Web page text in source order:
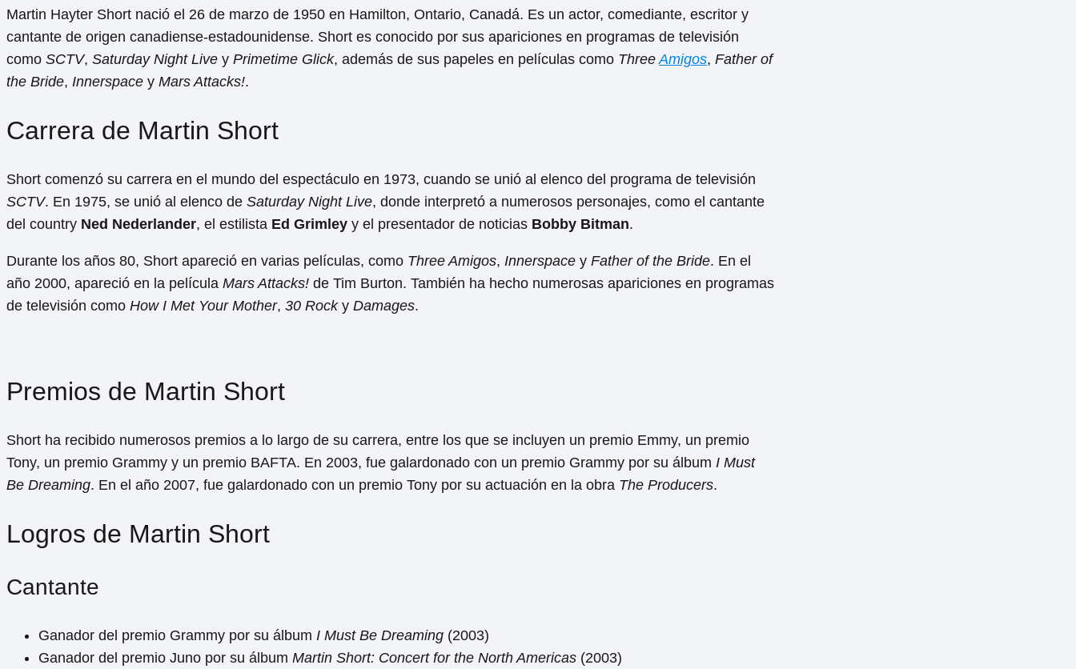
Martin Hayter Short nació el 26 de marzo de 1950 en Hamilton, Ontario, Canadá. Es un actor, comediante, escritor y
cantante de origen canadiense-estadounidense. Short es conocido por sus apariciones en programas de televisión
como SCTV, Saturday Night Live y Primetime Glick, además de sus papeles en películas como ThreeAmigos, Father of
the Bride, Innerspace y Mars Attacks!.
Carrera de Martin Short
Short comenzó su carrera en el mundo del espectáculo en 1973, cuando se unió al elenco del programa de televisión
SCTV. En 1975, se unió al elenco de Saturday Night Live, donde interpretó a numerosos personajes, como el cantante
del country Ned Nederlander, el estilista Ed Grimley y el presentador de noticias Bobby Bitman.
Durante los años 80, Short apareció en varias películas, como Three Amigos, Innerspace y Father of the Bride. En el
año 2000, apareció en la película Mars Attacks! de Tim Burton. También ha hecho numerosas apariciones en programas
de televisión como How I Met Your Mother, 30 Rocky Damages.
Premios de Martin Short
Short ha recibido numerosos premios a lo largo de su carrera, entre los que se incluyen un premio Emmy, un premio
Tony, un premio Grammy y un premio BAFTA. En 2003, fue galardonado con un premio Grammy por su álbum I Must
Be Dreaming. En el año 2007, fue galardonado con un premio Tony por su actuación en la obra The Producers.
Logros de Martin Short
Cantante
Ganador del premio Grammy por su álbum I Must Be Dreaming (2003)
Ganador del premio Juno por su álbum Martin Short: Concert for the North Americas (2003)